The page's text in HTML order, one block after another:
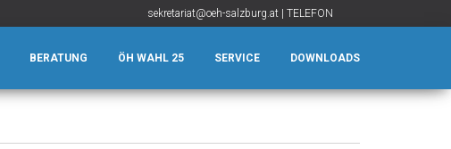
sekretariat@oeh-salzburg.at TELEFON
BERATUNG ÖH WAHL 25 SERVICE DOWNLOADS